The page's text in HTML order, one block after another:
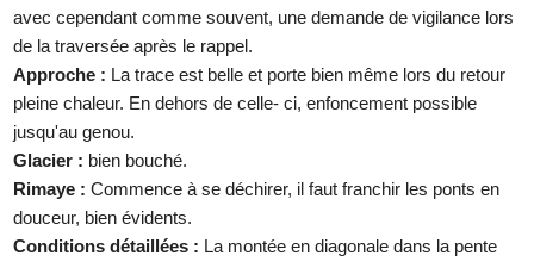
avec cependant comme souvent, une demande de vigilance lors
de la traversée après le rappel.
Approche : La trace est belle et porte bien même lors du retour
pleine chaleur. En dehors de celle- ci, enfoncement possible
jusqu'au genou.
Glacier : bien bouché.
Rimaye : Commence à se déchirer, il faut franchir les ponts en
douceur, bien évidents.
Conditions détaillées : La montée en diagonale dans la pente